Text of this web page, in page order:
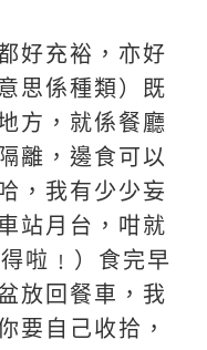
好充裕，亦好
思係種類）既
方，就係餐廳
離，邊食可以
，我有少少妄
站月台，咁就
啦﹗）食完早
放回餐車，我
要自己收拾，